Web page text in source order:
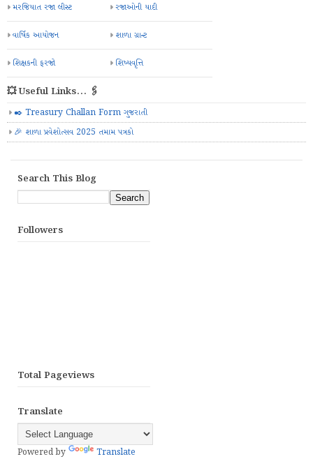
મરજિયાત રજા લીસ્ટ રજાઓની યાદી
વાર્ષિક આયોજન શાળા ગ્રાન્ટ
શિક્ષકની ફરજો શિષ્યવૃત્તિ
💥 Useful Links... 🖇️
✒️ Treasury Challan Form ગુજરાતી
🎉 શાળા પ્રવેશોત્સવ 2025 તમામ પત્રકો
Search This Blog
Followers
Total Pageviews
Translate
Powered by Translate